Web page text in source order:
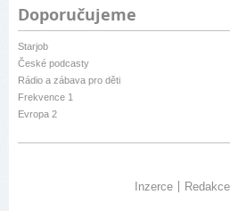
Doporučujeme
Starjob
České podcasty
Rádio a zábava pro děti
Frekvence 1
Evropa 2
Inzerce Redakce